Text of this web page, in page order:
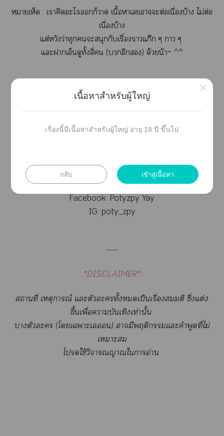
าเห็ด : เาคิดะไก็า เนื้อาเาะต่อเนื่องบ้าง ไม่ต่อ
เนื่องบ้าง
แต่หวังว่าทุกะสนุกกับเรื่องาแก๊ก ๆ า ๆ
แะาเอ็นดูทั้งสี่ (อีก) ด้วยน้า~ ^^
คุณสำหรับทุกาสนับสนุนเะะ
ทั้งเข้าาอ่าน ใ เต์ แะโเนต
กุ้งอย่างเาเ
Twitter/X: @poty_zpy
Bluesky: @potyzpy
Facebook: Potyzpy Yay
IG: poty_zpy
-----
*DISCLAIMER*
สถานที่ เหตุการณ์ แะตัวะทั้งเป็นเรื่องสมมติ ซึ่งแต่ง
ขึ้นเพื่อาบันเทิงเท่านั้น
าตัวะ (โเาะเอน) ามีพฤติกรรมแะคำพูดที่ไม่
เาะ
โใช้วิจารณญาณใาอ่าน
เนื้อหาสำหรับผู้ใหญ่
เรื่องนี้มีเนื้อหาสำหรับผู้ใหญ่ อายุ 18 ปี ขึ้นไป
กลับ เข้าสู่เนื้อหา
×